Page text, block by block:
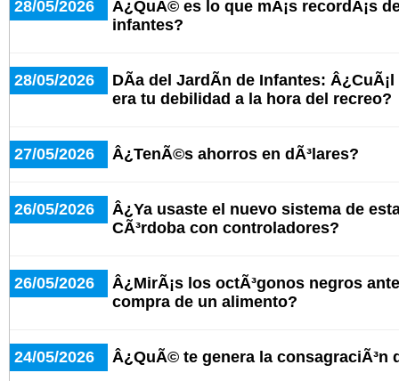
28/05/2026
Â¿QuÃ© es lo que mÃ¡s recordÃ¡s
infantes?
28/05/2026
DÃ­a del JardÃ­n de Infantes:
era tu debilidad a la hora del recreo?
27/05/2026 Â¿TenÃ©s ahorros en dÃ³lares?
26/05/2026
Â¿Ya usaste el nuevo sistema de
CÃ³rdoba con controladores?
26/05/2026
Â¿MirÃ¡s los octÃ³gonos negros
compra de un alimento?
24/05/2026 Â¿QuÃ© te genera la consagraciÃ³n